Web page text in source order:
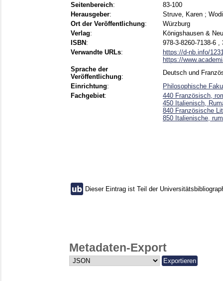
Seitenbereich:
83-100
Herausgeber: Struve, Karen ;
Ort der Veröffentlichung:
Würzburg
Verlag:
Königshausen &
ISBN :
978-3-8260-7138-6 ,
Verwandte URLs:
https://d-nb.info/
https://
Sprache der
Veröffentlichung:
Deutsch und
Einrichtung:
Philosophische
Fachgebiet:
440 Französisch,
450 Italienisch,
840 Französische
850 Italienische,
Dieser Eintrag ist Teil der
Metadaten-Export